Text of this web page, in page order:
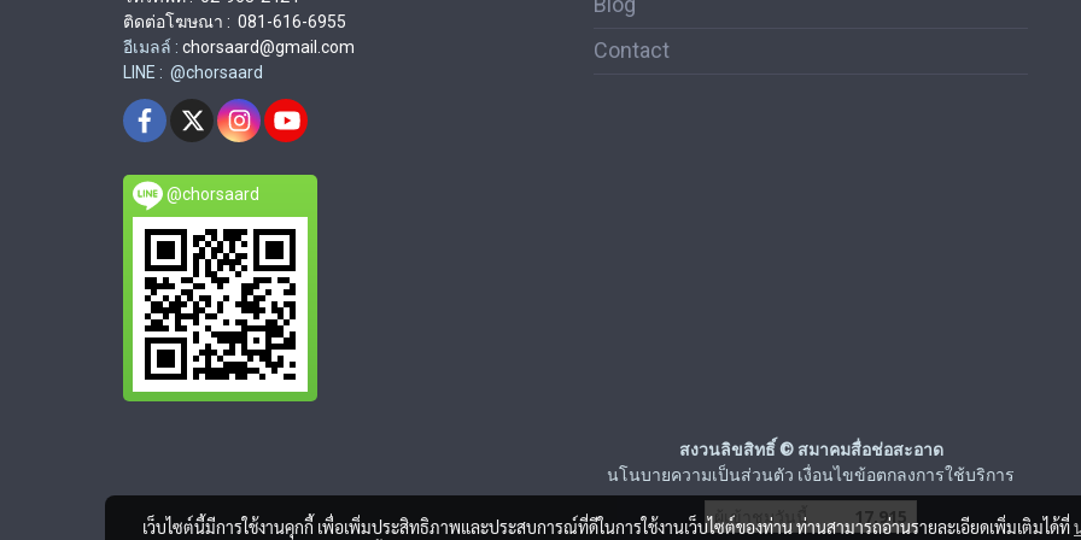
ติดต่อโฆษณา : 081-616-6955
อีเมลล์ : chorsaard@gmail.com
LINE : @chorsaard
@chorsaard
Contact
สงวนลิขสิทธิ์ © สมาคมสื่อช่อสะอาด
นโนบายความเป็นส่วนตัว เงื่อนไขข้อตกลงการใช้บริการ
ผู้เข้าชมวันนี้ 17,915
เว็บไซต์นี้มีการใช้งานคุกกี้ เพื่อเพิ่มประสิทธิภาพและประสบการณ์ที่ดีในการใช้งานเว็บไซต์ของท่าน ท่านสามารถอ่านรายละเอียดเพิ่มเติมได้ที่